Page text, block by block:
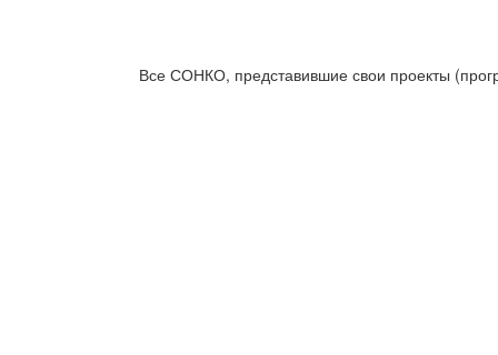
Все СОНКО, представившие свои проекты